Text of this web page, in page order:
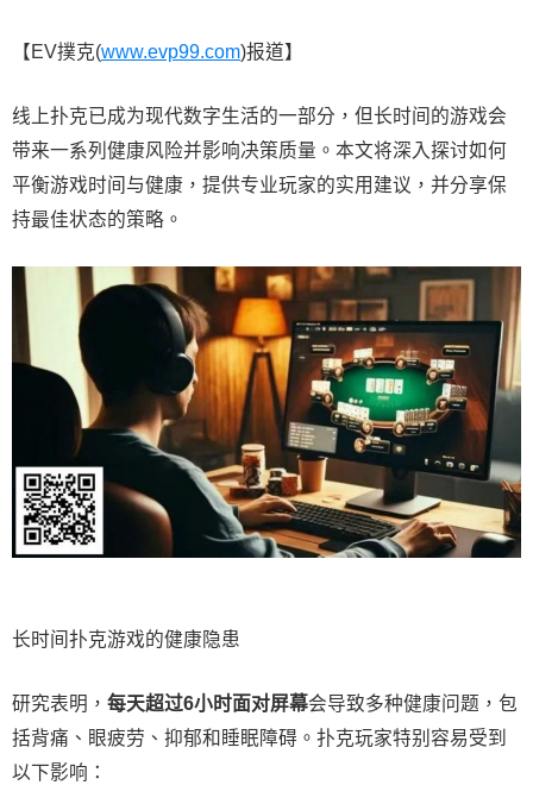
【EV撲克(www.evp99.com)报道】
线上扑克已成为现代数字生活的一部分，但长时间的游戏会
带来一系列健康风险并影响决策质量。本文将深入探讨如何
平衡游戏时间与健康，提供专业玩家的实用建议，并分享保
持最佳状态的策略。
长时间扑克游戏的健康隐患
研究表明， 每天超过6小时面对屏幕会导致多种健康问题，包
括背痛、眼疲劳、抑郁和睡眠障碍。扑克玩家特别容易受到
以下影响：